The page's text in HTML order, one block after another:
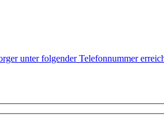
unter folgender Telefonnummer